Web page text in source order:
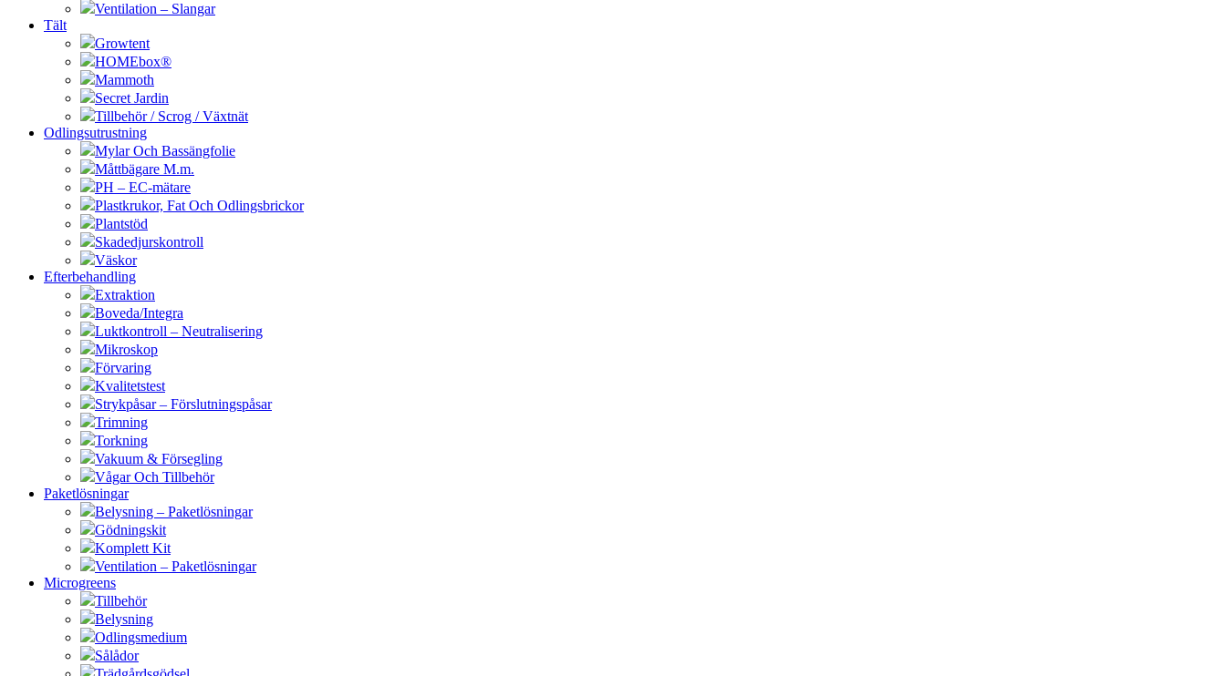
Ventilation – Slangar
Tält
Growtent
HOMEbox®
Mammoth
Secret Jardin
Tillbehör / Scrog / Växtnät
Odlingsutrustning
Mylar Och Bassängfolie
Måttbägare M.m.
PH – EC-mätare
Plastkrukor, Fat Och Odlingsbrickor
Plantstöd
Skadedjurskontroll
Väskor
Efterbehandling
Extraktion
Boveda/Integra
Luktkontroll – Neutralisering
Mikroskop
Förvaring
Kvalitetstest
Strykpåsar – Förslutningspåsar
Trimning
Torkning
Vakuum & Försegling
Vågar Och Tillbehör
Paketlösningar
Belysning – Paketlösningar
Gödningskit
Komplett Kit
Ventilation – Paketlösningar
Microgreens
Tillbehör
Belysning
Odlingsmedium
Sålådor